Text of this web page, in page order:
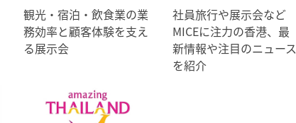
観光・宿泊・飲食業の業
務効率と顧客体験を支え
る展示会
社員旅行や展示会など
MICEに注力の香港、最
新情報や注目のニュース
を紹介